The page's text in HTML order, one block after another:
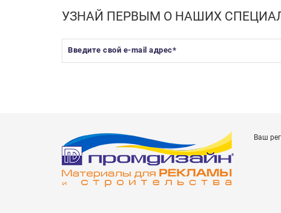
УЗНАЙ ПЕРВЫМ О НАШИХ
Введите свой e-mail адрес*
Ваш